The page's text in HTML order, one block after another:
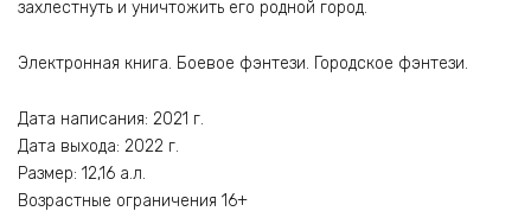
захлестнуть и уничтожить его родной город.
Электронная книга. Боевое фэнтези. Городское фэнтези.
Дата написания: 2021 г.
Дата выхода: 2022 г.
Размер: 12,16 а.л.
Возрастные ограничения 16+